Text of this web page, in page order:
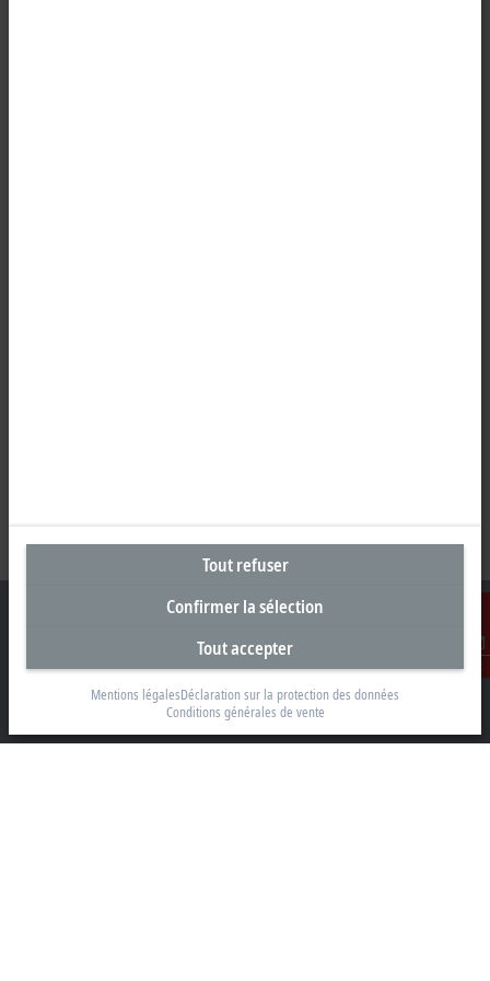
Contact
Siège social Suisse
Rheinweg 7
Tout refuser
Confirmer la sélection
Tout accepter
Mentions légalesDéclaration sur la protection des données
Conditions générales de vente